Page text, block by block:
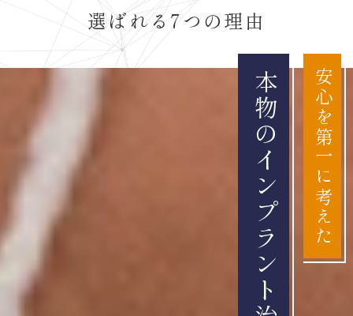
選ばれる7つの理由
安心を第一に考えた
本物のインプラント治療